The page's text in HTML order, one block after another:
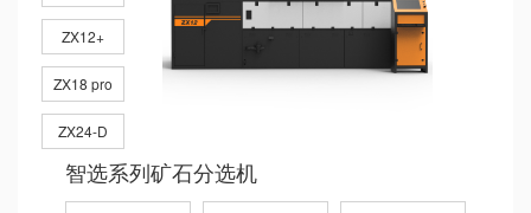
ZX12+
ZX18 pro
ZX24-D
智选系列矿石分选机